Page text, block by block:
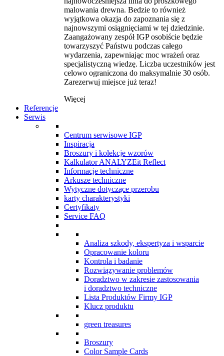
malowania drewna. Bedzie to również
wyjątkowa okazja do zapoznania się z
najnowszymi osiągnięciami w tej dziedzinie.
Zaangażowany zespół IGP osobiście będzie
towarzyszyć Państwu podczas całego
wydarzenia, zapewniając moc wrażeń oraz
specjalistyczną wiedzę. Liczba uczestników jest
celowo ograniczona do maksymalnie 30 osób.
Zarezerwuj miejsce już teraz!
Więcej
Referencje
Serwis
Centrum serwisowe IGP
Inspiracja
Broszury i kolekcje wzorów
Kalkulator ANALYZEit Reflect
Informacje techniczne
Arkusze techniczne
Wytyczne dotyczące przerobu
karty charakterystyki
Certyfikaty
Service FAQ
Analiza szkody, ekspertyza i wsparcie
Opracowanie koloru
Kontrola i badanie
Rozwiązywanie problemów
Doradztwo w zakresie zastosowania
i doradztwo techniczne
Lista Produktów Firmy IGP
Klucz produktu
green treasures
Broszury
Color Sample Cards